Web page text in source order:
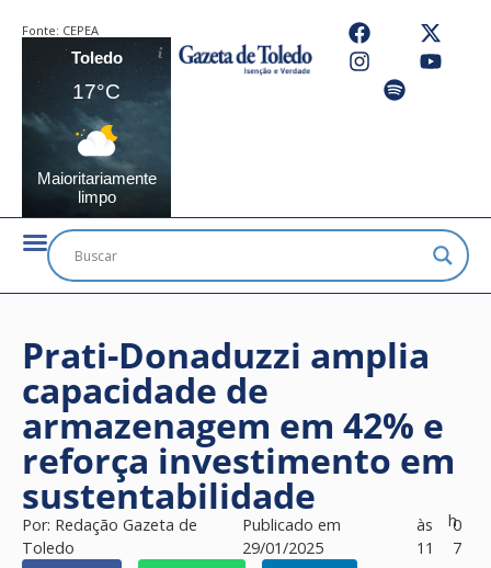
Fonte: CEPEA
Toledo
17°C
Maioritariamente
limpo
Prati-Donaduzzi amplia
capacidade de
armazenagem em 42% e
reforça investimento em
sustentabilidade
Por: Redação Gazeta de
Toledo
Publicado em
29/01/2025
às
11
h0
7